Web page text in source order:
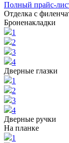
Полный прайс-
Отделка с
Броненакладки
1
2
3
4
Дверные глазки
1
2
3
4
Дверные ручки
На планке
1